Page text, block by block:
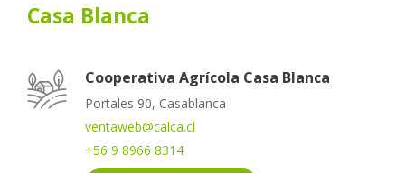
Casa Blanca
Cooperativa Agrícola Casa Blanca
Portales 90, Casablanca
ventaweb@calca.cl
+56 9 8966 8314